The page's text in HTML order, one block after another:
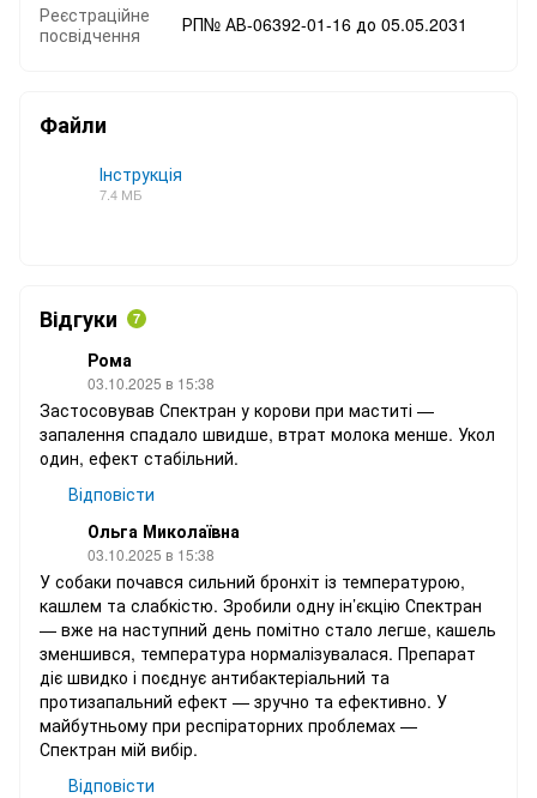
Реєстраційне
посвідчення
РП№ АВ-06392-01-16 до 05.05.2031
Файли
Інструкція
7.4 МБ
Відгуки 7
Рома
03.10.2025 в 15:38
Застосовував Спектран у корови при маститі —
запалення спадало швидше, втрат молока менше. Укол
один, ефект стабільний.
Відповісти
Ольга Миколаївна
03.10.2025 в 15:38
У собаки почався сильний бронхіт із температурою,
кашлем та слабкістю. Зробили одну ін’єкцію Спектран
— вже на наступний день помітно стало легше, кашель
зменшився, температура нормалізувалася. Препарат
діє швидко і поєднує антибактеріальний та
протизапальний ефект — зручно та ефективно. У
майбутньому при респіраторних проблемах —
Спектран мій вибір.
Відповісти